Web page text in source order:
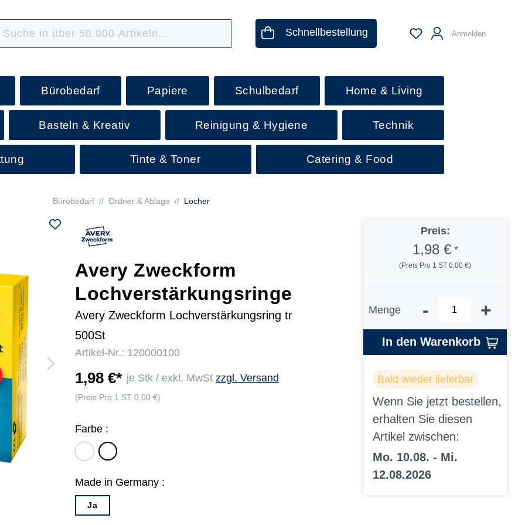
Schnellbestellung Anmelden
Bürobedarf Papiere Schulbedarf Home & Living
Basteln & Kreativ Reinigung & Hygiene Technik
Tinte & Toner Catering & Food
Bürobedarf // Ordner & Ablage // Locher
Avery Zweckform
Lochverstärkungsringe
Avery Zweckform Lochverstärkungsring tr
500St
Artikel-Nr.: 120000100
1,98 €* je Stk / exkl. MwSt zzgl. Versand
(Preis Pro 1 ST 0,00 €)
Farbe :
weiß transparent
Made in Germany :
Ja
Preis:
1,98 €*
(Preis Pro 1 ST 0,00 €)
Menge - +
In den Warenkorb
Bald wieder lieferbar
Wenn Sie jetzt bestellen,
erhalten Sie diesen
Artikel zwischen:
Mo. 10.08. - Mi.
12.08.2026